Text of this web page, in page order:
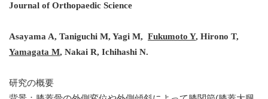
Journal of Orthopaedic Science
Asayama A, Taniguchi M, Yagi M, Fukumoto Y, Hirono T,
Yamagata M, Nakai R, Ichihashi N.
研究の概要